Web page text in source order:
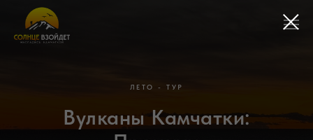
ЛЕТО - ТУР
Вулканы Камчатки: